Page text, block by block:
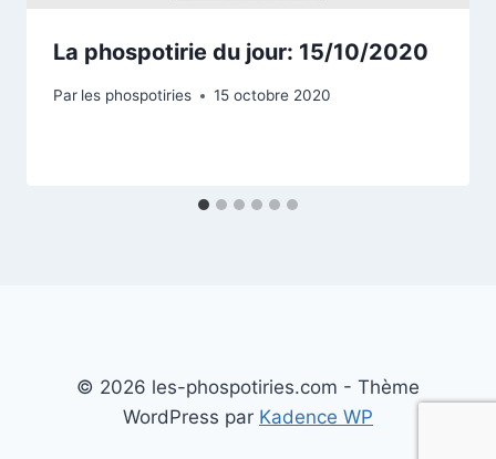
La phospotirie du jour: 15/10/2020
Par les phospotiries 15 octobre 2020
© 2026 les-phospotiries.com - Thème
WordPress par Kadence WP